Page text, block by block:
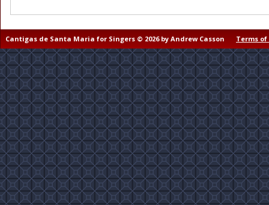
Cantigas de Santa Maria for Singers © 2026 by Andrew Casson Terms of